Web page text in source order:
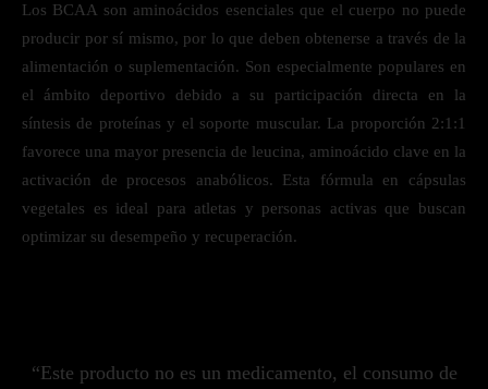
Los BCAA son aminoácidos esenciales que el cuerpo no puede
producir por sí mismo, por lo que deben obtenerse a través de la
alimentación o suplementación. Son especialmente populares en
el ámbito deportivo debido a su participación directa en la
síntesis de proteínas y el soporte muscular. La proporción 2:1:1
favorece una mayor presencia de leucina, aminoácido clave en la
activación de procesos anabólicos. Esta fórmula en cápsulas
vegetales es ideal para atletas y personas activas que buscan
optimizar su desempeño y recuperación.
“Este producto no es un medicamento, el consumo de